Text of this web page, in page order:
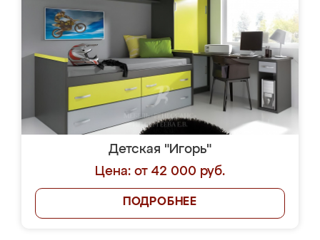
Детская "Игорь"
Цена: от 42 000 руб.
ПОДРОБНЕЕ